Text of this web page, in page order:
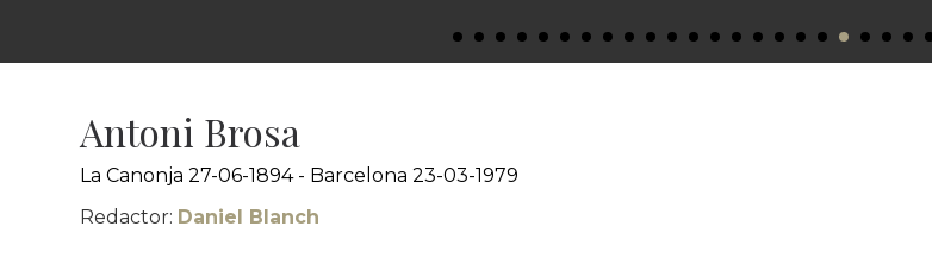
Antoni Brosa
La Canonja 27-06-1894 - Barcelona 23-03-1979
Redactor: Daniel Blanch